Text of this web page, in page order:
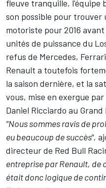
fleuve tranquille,
son possible pour trouver
motoriste pour 2016
unités de puissance du
refus de Mercedes,
Renault a toutefois
la saison dernière, et la
vous, mise en exergue
Daniel Ricciardo au Grand
"Nous sommes ravis de
eu beaucoup de succès",
directeur de Red Bull
entreprise par Renault, de
était donc logique de